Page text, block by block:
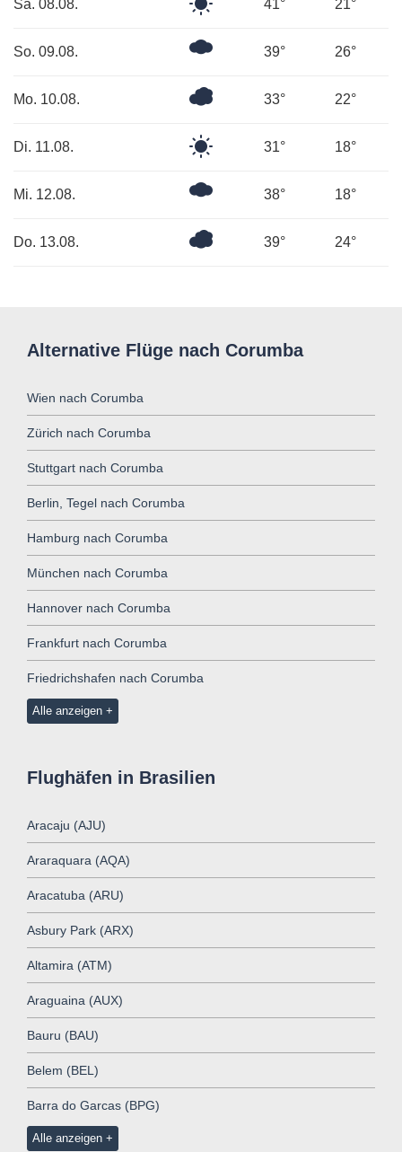
Sa. 08.08. 41° 21°
So. 09.08. 39° 26°
Mo. 10.08.
Überwiegend
33° 22°
Di. 11.08. 31° 18°
Mi. 12.08. 38° 18°
Do. 13.08.
Überwiegend
39° 24°
Alternative Flüge nach Corumba
Wien nach Corumba
Zürich nach Corumba
Stuttgart nach Corumba
Berlin, Tegel nach Corumba
Hamburg nach Corumba
München nach Corumba
Hannover nach Corumba
Frankfurt nach Corumba
Friedrichshafen nach Corumba
Alle anzeigen
Flughäfen in Brasilien
Aracaju (AJU)
Araraquara (AQA)
Aracatuba (ARU)
Asbury Park (ARX)
Altamira (ATM)
Araguaina (AUX)
Bauru (BAU)
Belem (BEL)
Barra do Garcas (BPG)
Alle anzeigen